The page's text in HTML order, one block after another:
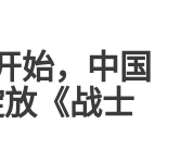
始，中国
《战士